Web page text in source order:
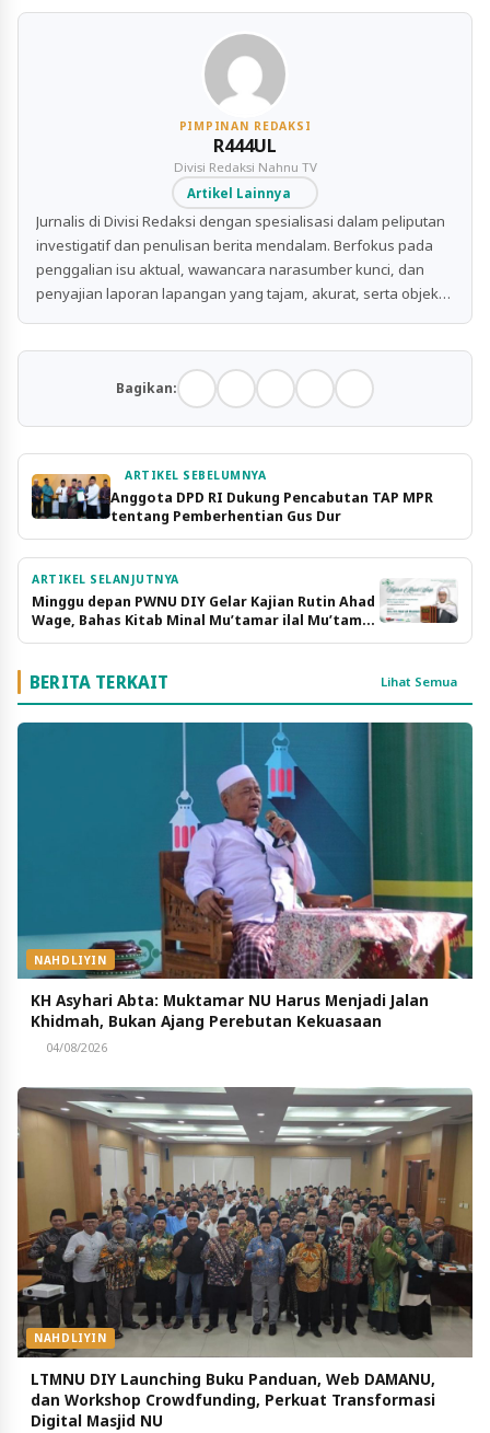
PIMPINAN REDAKSI
R444UL
Divisi Redaksi Nahnu TV
Artikel Lainnya
Jurnalis di Divisi Redaksi dengan spesialisasi dalam peliputan
investigatif dan penulisan berita mendalam. Berfokus pada
penggalian isu aktual, wawancara narasumber kunci, dan
penyajian laporan lapangan yang tajam, akurat, serta objektif
Bagikan:
ARTIKEL SEBELUMNYA
Anggota DPD RI Dukung Pencabutan TAP MPR
tentang Pemberhentian Gus Dur
ARTIKEL SELANJUTNYA
Minggu depan PWNU DIY Gelar Kajian Rutin Ahad
Wage, Bahas Kitab Minal Mu’tamar ilal Mu’tamar,
karya KH. M. Hasyim Asy’ari
BERITA TERKAIT Lihat Semua
NAHDLIYIN
KH Asyhari Abta: Muktamar NU Harus Menjadi Jalan
Khidmah, Bukan Ajang Perebutan Kekuasaan
04/08/2026
NAHDLIYIN
LTMNU DIY Launching Buku Panduan, Web DAMANU,
dan Workshop Crowdfunding, Perkuat Transformasi
Digital Masjid NU